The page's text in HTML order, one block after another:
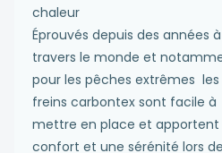
chaleur
Éprouvés depuis des années à
travers le monde et
pour les pêches extrêmes les
freins carbontex sont facile à
mettre en place et apportent
confort et une sérénité lors